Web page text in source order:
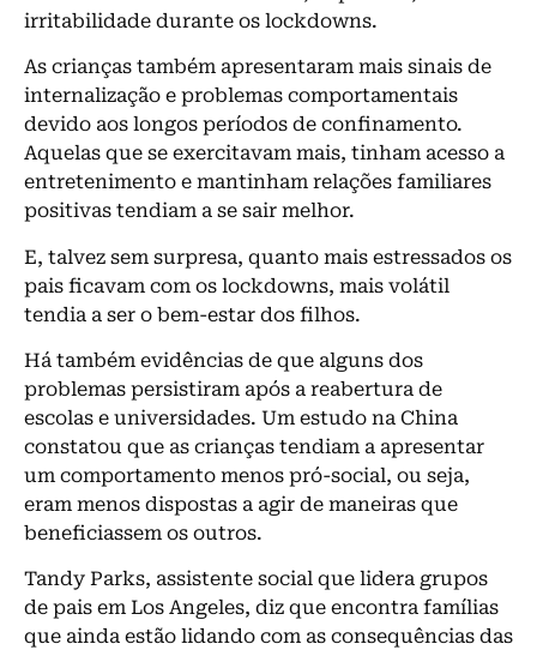
irritabilidade durante os lockdowns.
As crianças também apresentaram mais sinais de
internalização e problemas comportamentais
devido aos longos períodos de confinamento.
Aquelas que se exercitavam mais, tinham acesso a
entretenimento e mantinham relações familiares
positivas tendiam a se sair melhor.
E, talvez sem surpresa, quanto mais estressados os
pais ficavam com os lockdowns, mais volátil
tendia a ser o bem-estar dos filhos.
Há também evidências de que alguns dos
problemas persistiram após a reabertura de
escolas e universidades. Um estudo na China
constatou que as crianças tendiam a apresentar
um comportamento menos pró-social, ou seja,
eram menos dispostas a agir de maneiras que
beneficiassem os outros.
Tandy Parks, assistente social que lidera grupos
de pais em Los Angeles, diz que encontra famílias
que ainda estão lidando com as consequências das